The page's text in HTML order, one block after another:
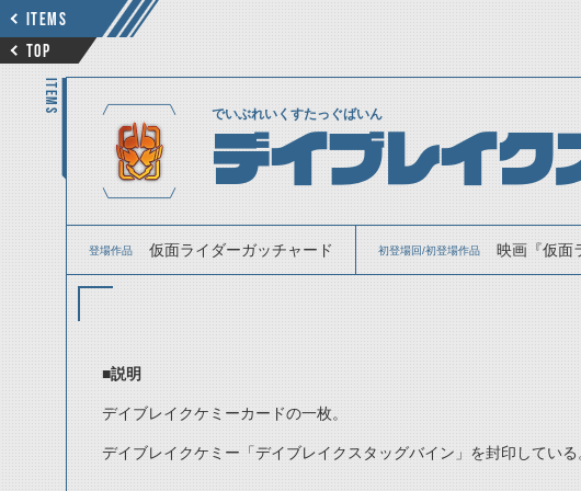
ITEMS
TOP
ITEMS
でいぶれいくすたっぐばいん
デイブレイク
登場作品 仮面ライダーガッチャード 初登場回/初登場作品 映画『仮面
■説明
デイブレイクケミーカードの一枚。
デイブレイクケミー「デイブレイクスタッグバイン」を封印している